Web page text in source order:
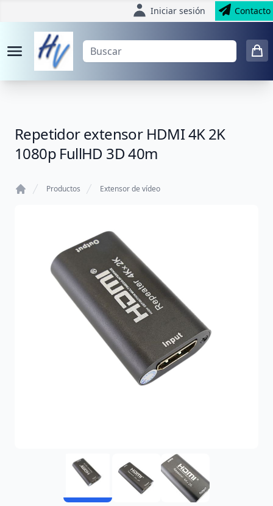
Iniciar sesión Contacto
Repetidor extensor HDMI 4K 2K
1080p FullHD 3D 40m
Productos Extensor de vídeo